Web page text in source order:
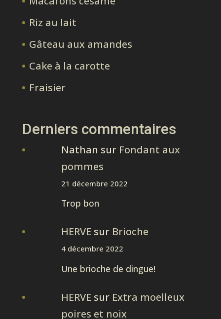
Riz au lait
Gâteau aux amandes
Cake à la carotte
Fraisier
Derniers commentaires
Nathan sur Fondant aux
pommes
21 décembre 2022
Trop bon
HERVE sur Brioche
4 décembre 2022
Une brioche de dingue!
HERVE sur Extra moelleux
poires et noix